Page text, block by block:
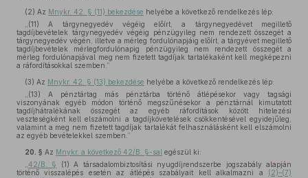
(2) Az Mnykr. 42. § (11) bekezdése helyébe a következő rendelkezés lép:
„(11) A tárgynegyedév végéig előírt, a tárgynegyedévet megillető
tagdíjbevételek tárgynegyedév végéig pénzügyileg nem rendezett összegét a
tárgynegyedév végén, illetve a mérleg fordulónapjáig előírt, a tárgyévet megillető
tagdíjbevételek mérlegfordulónapig pénzügyileg nem rendezett összegét a
mérleg fordulónapjával meg nem fizetett tagdíjak tartalékaként kell megképezni
a ráfordításokkal szemben.”
(3) Az Mnykr. 42. § (13) bekezdése helyébe a következő rendelkezés lép:
„(13) A pénztártag más pénztárba történő átlépésekor vagy tagsági
viszonyának egyéb módon történő megszűnésekor a pénztárnál kimutatott
tagdíjhátralékának összegét az egyéb ráfordítások között hitelezési
veszteségként kell elszámolni a tagdíjkövetelések csökkentésével egyidejűleg,
valamint a meg nem fizetett tagdíjak tartalékát felhasználásként kell elszámolni
az egyéb bevételekkel szemben.”
20. § Az Mnykr. a következő 42/B. §-sal egészül ki:
42/B. §
(1) A társadalombiztosítási nyugdíjrendszerbe jogszabály alapján
történő visszalépés esetén az átlépés szabályait kell alkalmazni a (2)–(7)